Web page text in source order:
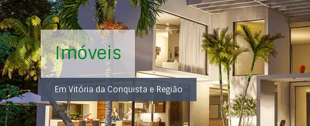
Imóveis
Em Vitória da Conquista e Região